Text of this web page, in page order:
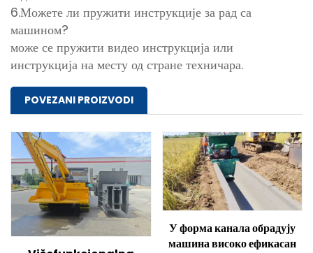
6.Можете ли пружити инструкције за рад са
машином?
може се пружити видео инструкција или
инструкција на месту од стране техничара.
POVEZANI PROIZVODI
У форма канала обрадују
машина високо ефикасан